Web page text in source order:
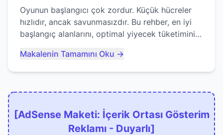
Oyunun başlangıcı çok zordur. Küçük hücreler
hızlıdır, ancak savunmasızdır. Bu rehber, en iyi
başlangıç alanlarını, optimal yiyecek tüketimini
kaçınacağınızı anlatıyor...
Makalenin Tamamını Oku →
[AdSense Maketi: İçerik Ortası Gösterim
Reklamı - Duyarlı]